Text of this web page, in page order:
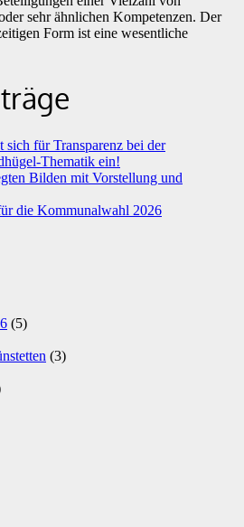
sehr ähnlichen Kompetenzen. Der
Form ist eine wesentliche
sich für Transparenz bei der
Thematik ein!
Bilden mit Vorstellung und
die Kommunalwahl 2026
(5)
(3)